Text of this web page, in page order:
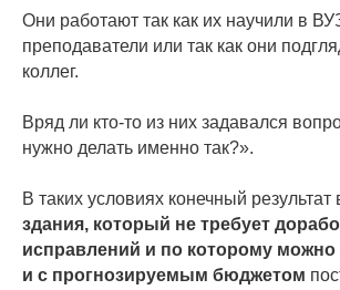
Они работают так как их научили в
преподаватели или так как они
коллег.
Вряд ли кто-то из них задавался
нужно делать именно так?».
В таких условиях конечный результат
здания, который не требует
исправлений и по которому можно
и с прогнозируемым бюджетом